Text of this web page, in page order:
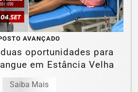
AVANÇADO
oportunidades para
em Estância Velha
Saiba Mais